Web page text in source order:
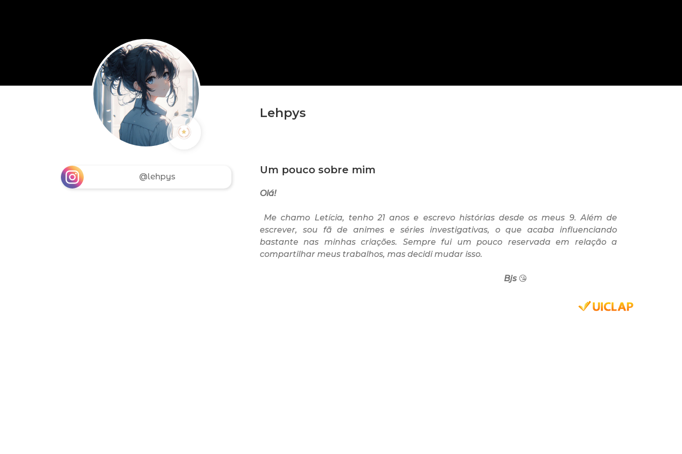
@lehpys
Lehpys
Um pouco sobre mim
Olá!
Me chamo Letícia, tenho 21 anos e escrevo histórias desde os meus 9. Além de
escrever, sou fã de animes e séries investigativas, o que acaba influenciando
bastante nas minhas criações. Sempre fui um pouco reservada em relação a
compartilhar meus trabalhos, mas decidi mudar isso.
Bjs😘